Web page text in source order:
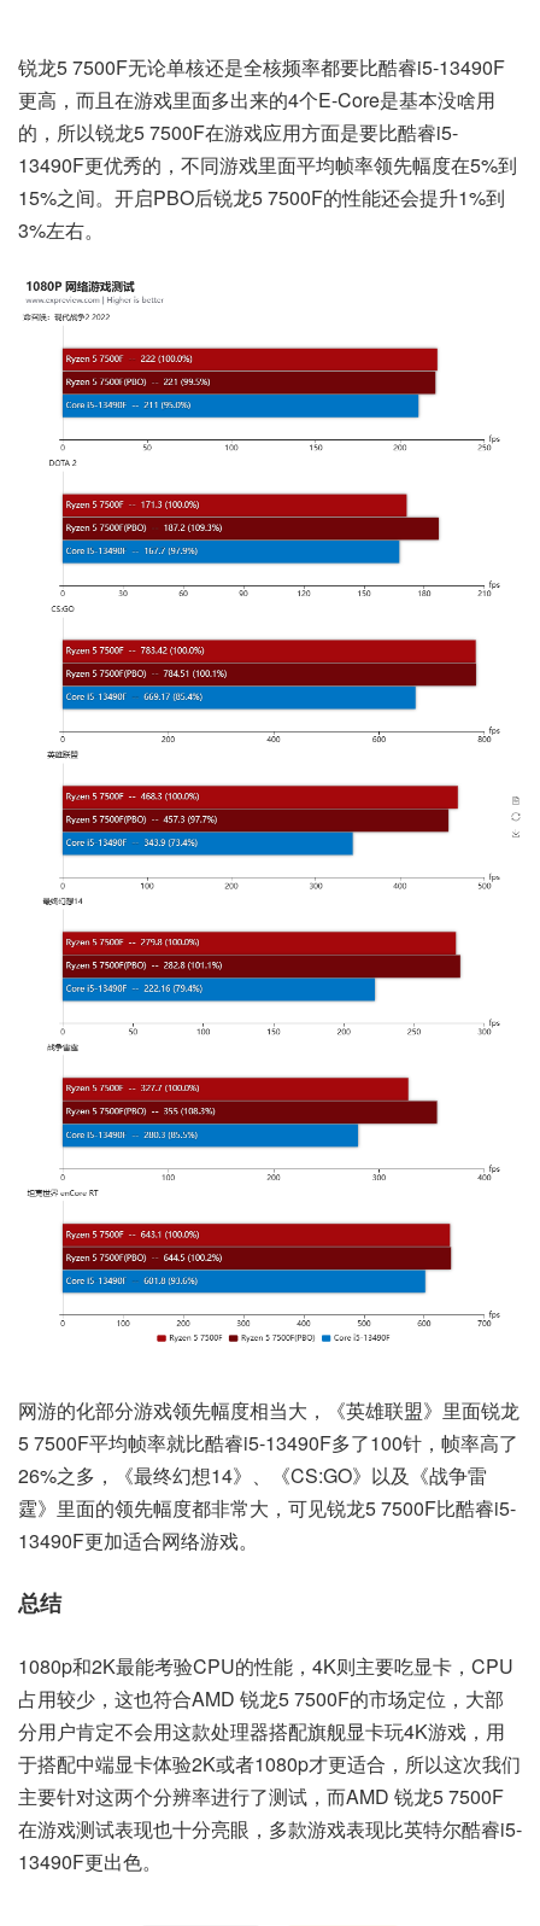
锐龙5 7500F无论单核还是全核频率都要比酷睿i5-13490F
更高，而且在游戏里面多出来的4个E-Core是基本没啥用
的，所以锐龙5 7500F在游戏应用方面是要比酷睿i5-
13490F更优秀的，不同游戏里面平均帧率领先幅度在5%到
15%之间。开启PBO后锐龙5 7500F的性能还会提升1%到
3%左右。
网游的化部分游戏领先幅度相当大，《英雄联盟》里面锐龙
5 7500F平均帧率就比酷睿i5-13490F多了100针，帧率高了
26%之多，《最终幻想14》、《CS:GO》以及《战争雷
霆》里面的领先幅度都非常大，可见锐龙5 7500F比酷睿i5-
13490F更加适合网络游戏。
总结
1080p和2K最能考验CPU的性能，4K则主要吃显卡，CPU
占用较少，这也符合AMD 锐龙5 7500F的市场定位，大部
分用户肯定不会用这款处理器搭配旗舰显卡玩4K游戏，用
于搭配中端显卡体验2K或者1080p才更适合，所以这次我们
主要针对这两个分辨率进行了测试，而AMD 锐龙5 7500F
在游戏测试表现也十分亮眼，多款游戏表现比英特尔酷睿i5-
13490F更出色。